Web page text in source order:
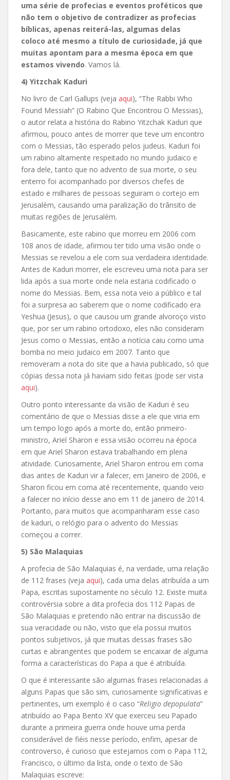
uma série de profecias e eventos proféticos que
não tem o objetivo de contradizer as profecias
bíblicas, apenas reiterá-las, algumas delas
coloco até mesmo a título de curiosidade, já que
muitas apontam para a mesma época em que
estamos vivendo. Vamos lá.
4) Yitzchak Kaduri
No livro de Carl Gallups (veja aqui), “The Rabbi Who
Found Messiah” (O Rabino Que Encontrou O Messias),
o autor relata a história do Rabino Yitzchak Kaduri que
afirmou, pouco antes de morrer que teve um encontro
com o Messias, tão esperado pelos judeus. Kaduri foi
um rabino altamente respeitado no mundo judaico e
fora dele, tanto que no advento de sua morte, o seu
enterro foi acompanhado por diversos chefes de
estado e milhares de pessoas seguiram o cortejo em
Jerusalém, causando uma paralização do trânsito de
muitas regiões de Jerusalém.
Basicamente, este rabino que morreu em 2006 com
108 anos de idade, afirmou ter tido uma visão onde o
Messias se revelou a ele com sua verdadeira identidade.
Antes de Kaduri morrer, ele escreveu uma nota para ser
lida após a sua morte onde nela estaria codificado o
nome do Messias. Bem, essa nota veio a público e tal
foi a surpresa ao saberem que o nome codificado era
Yeshua (Jesus), o que causou um grande alvoroço visto
que, por ser um rabino ortodoxo, eles não consideram
Jesus como o Messias, então a notícia caiu como uma
bomba no meio judaico em 2007. Tanto que
removeram a nota do site que a havia publicado, só que
cópias dessa nota já haviam sido feitas (pode ser vista
aqui).
Outro ponto interessante da visão de Kaduri é seu
comentário de que o Messias disse a ele que viria em
um tempo logo após a morte do, então primeiro-
ministro, Ariel Sharon e essa visão ocorreu na época
em que Ariel Sharon estava trabalhando em plena
atividade. Curiosamente, Ariel Sharon entrou em coma
dias antes de Kaduri vir a falecer, em Janeiro de 2006, e
Sharon ficou em coma até recentemente, quando veio
a falecer no início desse ano em 11 de janeiro de 2014.
Portanto, para muitos que acompanharam esse caso
de kaduri, o relógio para o advento do Messias
começou a correr.
5) São Malaquias
A profecia de São Malaquias é, na verdade, uma relação
de 112 frases (veja aqui), cada uma delas atribuída a um
Papa, escritas supostamente no século 12. Existe muita
controvérsia sobre a dita profecia dos 112 Papas de
São Malaquias e pretendo não entrar na discussão de
sua veracidade ou não, visto que ela possui muitos
pontos subjetivos, já que muitas dessas frases são
curtas e abrangentes que podem se encaixar de alguma
forma a características do Papa a que é atribuída.
O que é interessante são algumas frases relacionadas a
alguns Papas que são sim, curiosamente significativas e
pertinentes, um exemplo é o caso “Religio depopulata”
atribuído ao Papa Bento XV que exerceu seu Papado
durante a primeira guerra onde houve uma perda
considerável de fiéis nesse período, enfim, apesar de
controverso, é curioso que estejamos com o Papa 112,
Francisco, o último da lista, onde o texto de São
Malaquias escreve: